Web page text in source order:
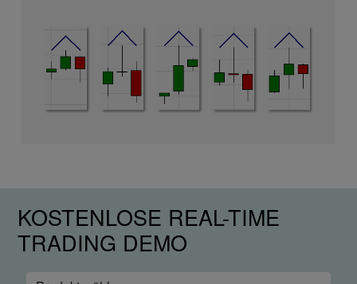
KOSTENLOSE REAL-TIME
TRADING DEMO